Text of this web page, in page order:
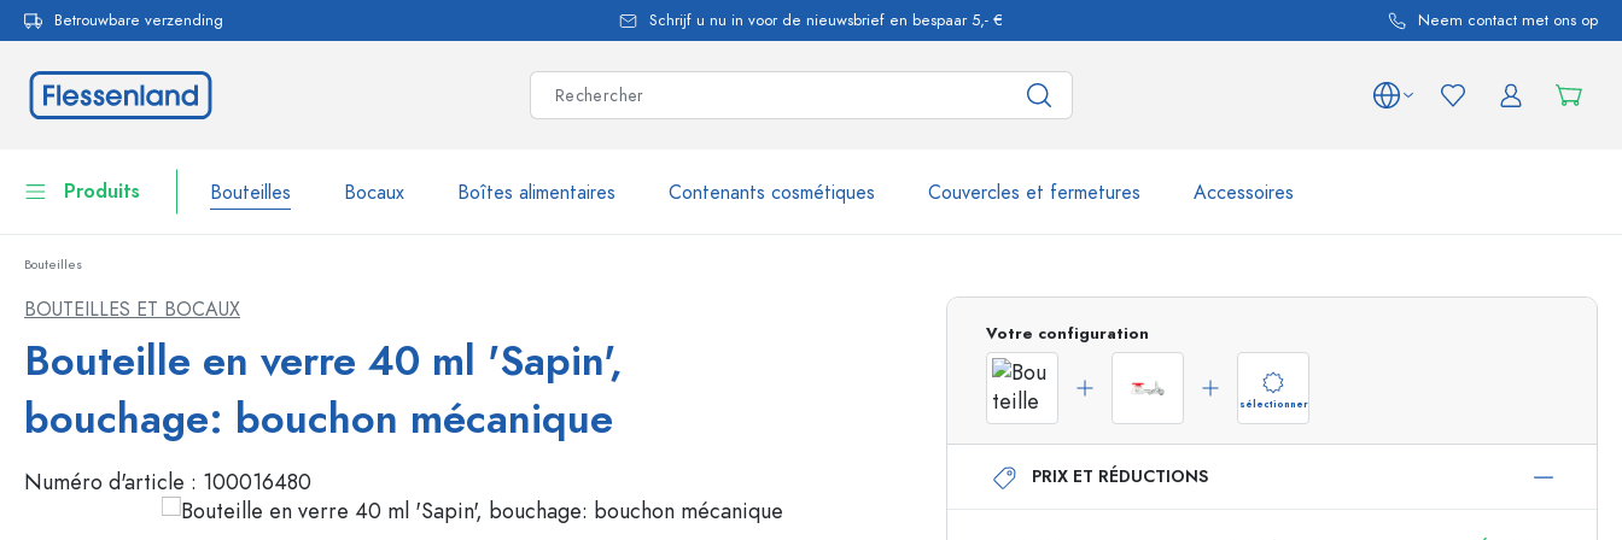
Passer à la navigation principale
Betrouwbare verzending Schrijf u nu in voor de nieuwsbrief en bespaar 5,- € Neem contact met ons op
Produits Bouteilles Bocaux Boîtes alimentaires Contenants cosmétiques Couvercles et fermetures Accessoires
Bocaux
Vaisselle
Contenants cosmétiques
Bouteilles par marque
Bouteilles à bouchon mécanique
Flacons spray
Flacons airless
Flacons Roll-on
Bocaux
Découvrir maintenant
Acheter maintenant
Bouteilles
BOUTEILLES ET BOCAUX
Bouteille en verre 40 ml 'Sapin',
bouchage: bouchon mécanique
Numéro d'article : 100016480
Votre configuration
sélectionner
PRIX ET RÉDUCTIONS